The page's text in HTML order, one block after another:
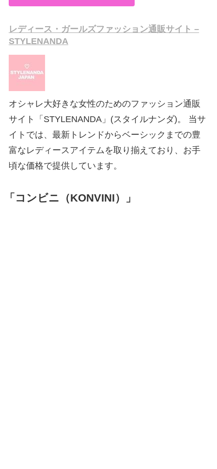
レディース・ガールズファッション通販サイト –
STYLENANDA
オシャレ大好きな女性のためのファッション通販
サイト「STYLENANDA」(スタイルナンダ)。 当サ
イトでは、最新トレンドからベーシックまでの豊
富なレディースアイテムを取り揃えており、お手
頃な価格で提供しています。
「コンビニ（KONVINI）」